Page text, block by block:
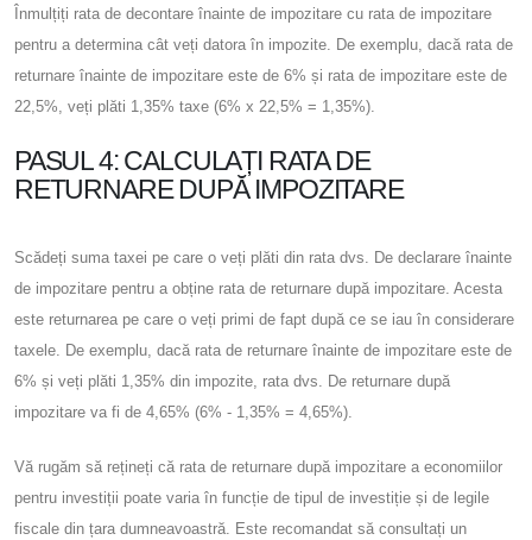
Înmulțiți rata de decontare înainte de impozitare cu rata de impozitare
pentru a determina cât veți datora în impozite. De exemplu, dacă rata de
returnare înainte de impozitare este de 6% și rata de impozitare este de
22,5%, veți plăti 1,35% taxe (6% x 22,5% = 1,35%).
PASUL 4: CALCULAȚI RATA DE
RETURNARE DUPĂ IMPOZITARE
Scădeți suma taxei pe care o veți plăti din rata dvs. De declarare înainte
de impozitare pentru a obține rata de returnare după impozitare. Acesta
este returnarea pe care o veți primi de fapt după ce se iau în considerare
taxele. De exemplu, dacă rata de returnare înainte de impozitare este de
6% și veți plăti 1,35% din impozite, rata dvs. De returnare după
impozitare va fi de 4,65% (6% - 1,35% = 4,65%).
Vă rugăm să rețineți că rata de returnare după impozitare a economiilor
pentru investiții poate varia în funcție de tipul de investiție și de legile
fiscale din țara dumneavoastră. Este recomandat să consultați un